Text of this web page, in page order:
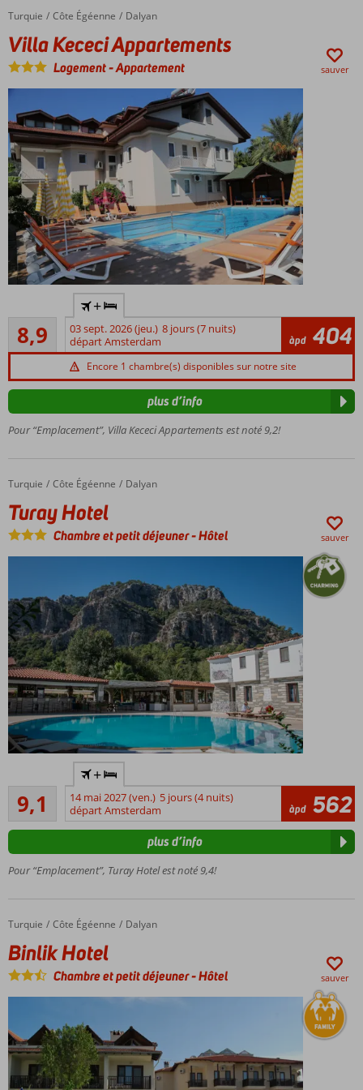
serviable
Accueil
Turquie Côte Égéenne Dalyan
Villa Kececi Appartements
Villa Kececi Appartements
Logement-Appartement sauver
Petit complexe
d'appartements
À
proximité
Dalyan
spacieux
8,9
Recommandé
114
commentaires
+
03 sept. 2026 (jeu.) 8 jours (7 nuits)
départ Amsterdam
àpd 404
Encore 1 chambre(s) disponibles sur notre site
Pour “Emplacement”, Villa Kececi Appartements est noté 9,2!
plus d’info
Accueil
Turquie Côte Égéenne Dalyan
Turay Hotel
Turay Hotel
Chambre et petit déjeuner-Hôtel sauver
rivière
Dalyan
Petit
mètres
centre
de
Dalyan
9,1Excellente
38
commentaires
+
14 mai 2027 (ven.) 5 jours (4 nuits)
départ Amsterdam
àpd 562
Pour “Emplacement”, Turay Hotel est noté 9,4!
plus d’info
Accueil
Turquie Côte Égéenne Dalyan
Binlik Hotel
Binlik Hotel
Chambre et petit déjeuner-Hôtel sauver